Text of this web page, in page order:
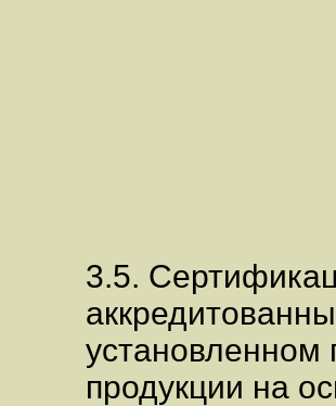
3.5.
установленном
продукции на